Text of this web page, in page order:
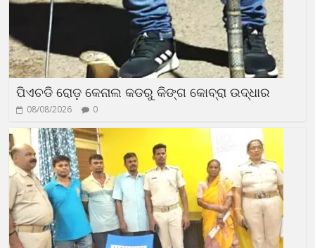
ପିଏଚଡି ରୋଡ଼ କେନାଲ କଡରୁ କିଙ୍ଗ କୋବ୍ରା ଉଦ୍ଧାର
08/08/2026 0